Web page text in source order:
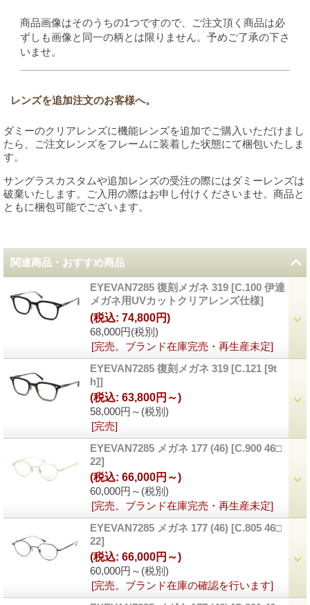
商品画像はそのうちの1つですので、ご注文頂く商品は必
ずしも画像と同一の柄とは限りません。予めご了承の下さ
いませ。
レンズを追加注文のお客様へ。
ダミーのクリアレンズに機能レンズを追加でご購入いただけまし
たら、ご注文レンズをフレームに装着した状態にて梱包いたしま
す。
サングラスカスタムや追加レンズの受注の際にはダミーレンズは
破棄いたします。ご入用の際はお申し付けくださいませ。商品と
ともに梱包可能でございます。
関連商品・おすすめ商品
EYEVAN7285 復刻メガネ 319 [C.100 伊達
メガネ用UVカットクリアレンズ仕様]
68,000円(税別)
(税込: 74,800円)
[完売。ブランド在庫完売・再生産未定]
EYEVAN7285 復刻メガネ 319 [C.121 [9t
h]]
58,000円～ (税別)
(税込: 63,800円～)
[完売]
EYEVAN7285 メガネ 177 (46) [C.900 46□
22]
60,000円～ (税別)
(税込: 66,000円～)
[完売。ブランド在庫完売・再生産未定]
EYEVAN7285 メガネ 177 (46) [C.805 46□
22]
60,000円～ (税別)
(税込: 66,000円～)
[完売。ブランド在庫の確認を行います]